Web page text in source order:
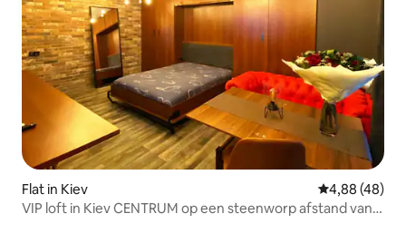
Flat in Kiev Gemiddelde
4,88 (48)
VIP loft in Kiev CENTRUM op een steenworp afstand van